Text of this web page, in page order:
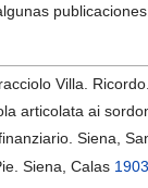
publicaciones.
Villa.
articolata ai
Siena,
Siena, Calas 1903